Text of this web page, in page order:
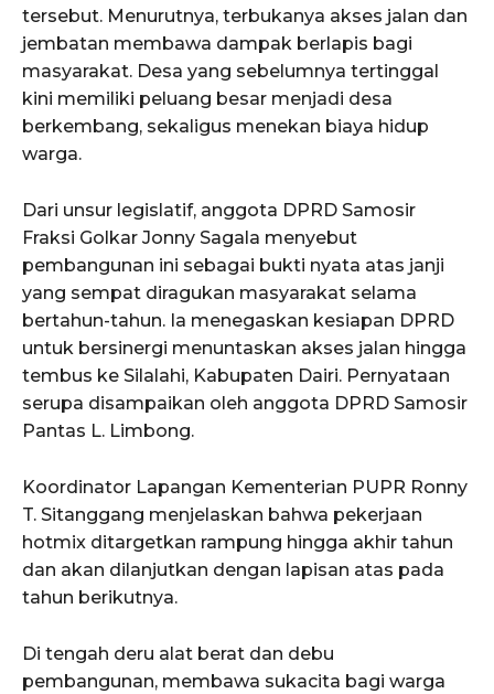
tersebut. Menurutnya, terbukanya akses jalan dan
jembatan membawa dampak berlapis bagi
masyarakat. Desa yang sebelumnya tertinggal
kini memiliki peluang besar menjadi desa
berkembang, sekaligus menekan biaya hidup
warga.
Dari unsur legislatif, anggota DPRD Samosir
Fraksi Golkar Jonny Sagala menyebut
pembangunan ini sebagai bukti nyata atas janji
yang sempat diragukan masyarakat selama
bertahun-tahun. Ia menegaskan kesiapan DPRD
untuk bersinergi menuntaskan akses jalan hingga
tembus ke Silalahi, Kabupaten Dairi. Pernyataan
serupa disampaikan oleh anggota DPRD Samosir
Pantas L. Limbong.
Koordinator Lapangan Kementerian PUPR Ronny
T. Sitanggang menjelaskan bahwa pekerjaan
hotmix ditargetkan rampung hingga akhir tahun
dan akan dilanjutkan dengan lapisan atas pada
tahun berikutnya.
Di tengah deru alat berat dan debu
pembangunan, membawa sukacita bagi warga